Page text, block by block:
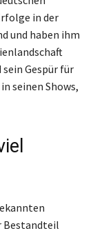
in der
und haben ihm
Gespür für
seinen Shows,
Bestandteil